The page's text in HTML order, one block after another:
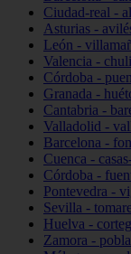
Ciudad-real -
Asturias -
León -
Valencia -
Córdoba -
Granada -
Cantabria -
Valladolid -
Barcelona -
Cuenca -
Córdoba -
Pontevedra -
Sevilla -
Huelva -
Zamora -